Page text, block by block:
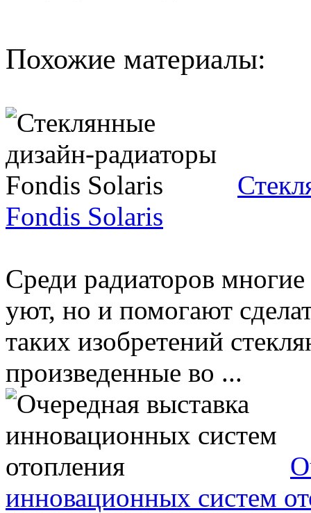
Похожие материалы:
Fondis Solaris
Среди радиаторов
уют, но и помогают
таких изобретений
произведенные во ...
инновационных систем